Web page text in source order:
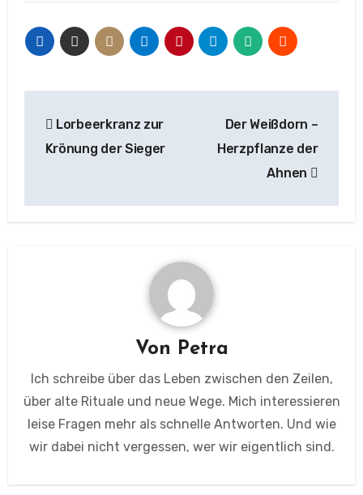
Lorbeerkranz zur
Krönung der Sieger
Der Weißdorn –
Herzpflanze der
Ahnen
Von Petra
Ich schreibe über das Leben zwischen den Zeilen,
über alte Rituale und neue Wege. Mich interessieren
leise Fragen mehr als schnelle Antworten. Und wie
wir dabei nicht vergessen, wer wir eigentlich sind.